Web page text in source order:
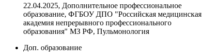
22.04.2025, Дополнительное профессиональное
образование, ФГБОУ ДПО "Российская медицинская
академия непрерывного профессионального
образования" МЗ РФ, Пульмонология
Доп. образование